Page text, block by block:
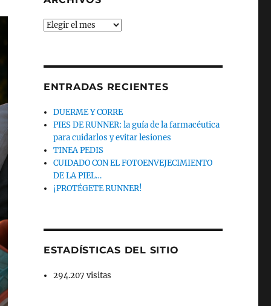
Archivos
ENTRADAS RECIENTES
DUERME Y CORRE
PIES DE RUNNER: la guía de la farmacéutica
para cuidarlos y evitar lesiones
TINEA PEDIS
CUIDADO CON EL FOTOENVEJECIMIENTO
DE LA PIEL…
¡PROTÉGETE RUNNER!
ESTADÍSTICAS DEL SITIO
294.207 visitas